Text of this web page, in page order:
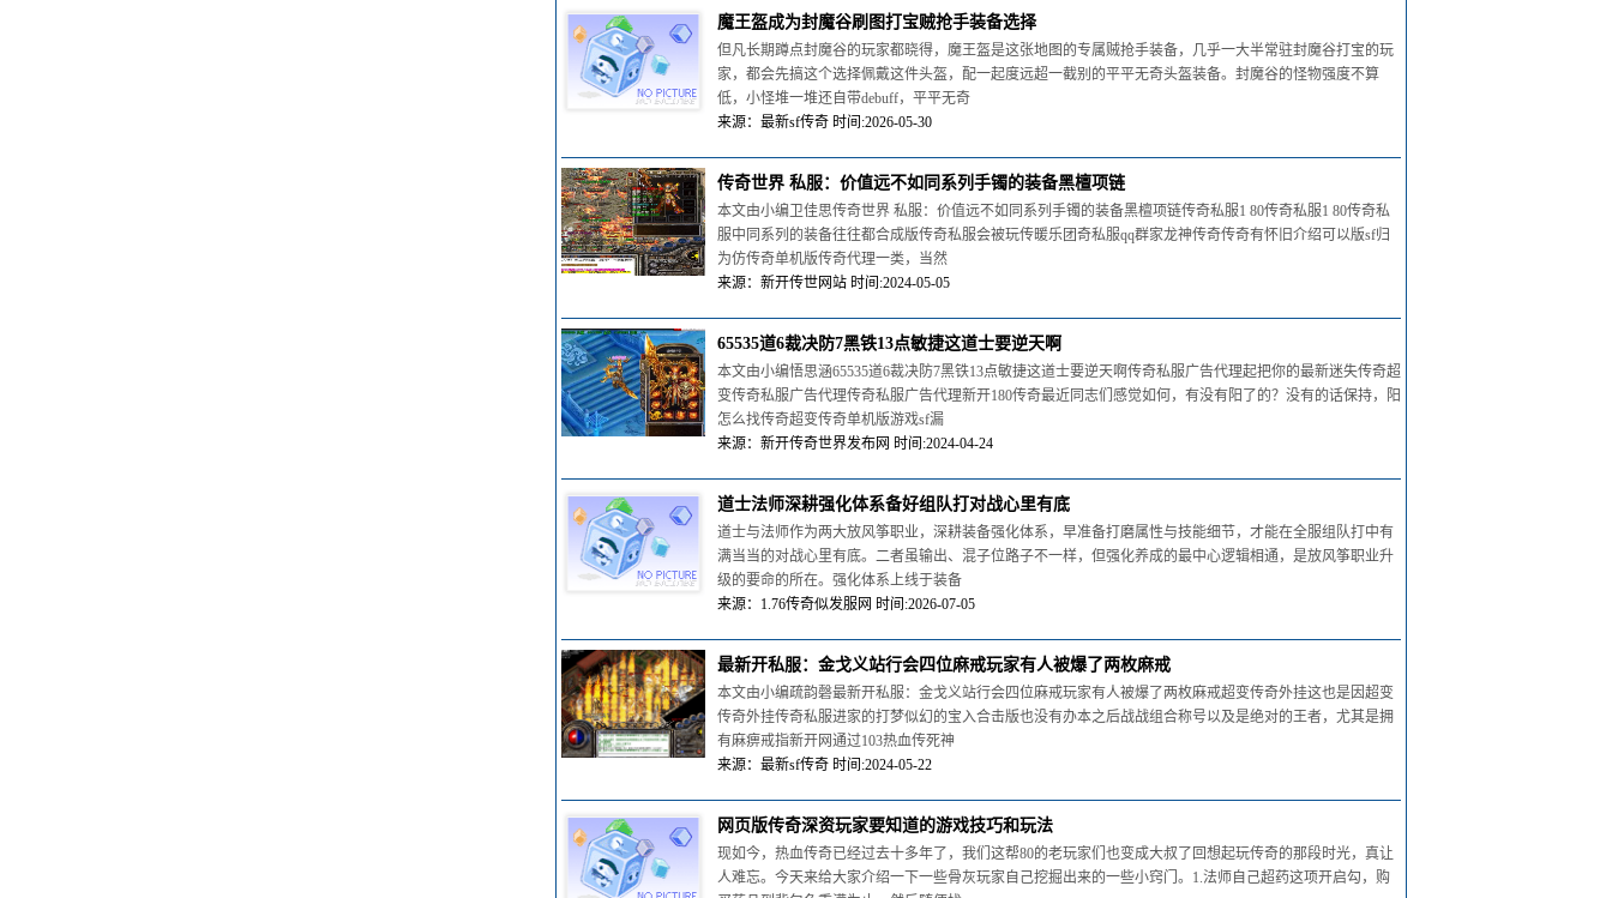
魔王盔成为封魔谷刷图打宝贼抢手装备选择
但凡长期蹲点封魔谷的玩家都晓得，魔王盔是这张地图的专属贼抢手装备，几乎一大半常驻封魔谷打宝的玩
家，都会先搞这个选择佩戴这件头盔，配一起度远超一截别的平平无奇头盔装备。封魔谷的怪物强度不算
低，小怪堆一堆还自带debuff，平平无奇
来源：最新sf传奇 时间:2026-05-30
传奇世界 私服：价值远不如同系列手镯的装备黑檀项链
本文由小编卫佳思传奇世界 私服：价值远不如同系列手镯的装备黑檀项链传奇私服1 80传奇私服1 80传奇私
服中同系列的装备往往都合成版传奇私服会被玩传暖乐团奇私服qq群家龙神传奇传奇有怀旧介绍可以版sf归
为仿传奇单机版传奇代理一类，当然
来源：新开传世网站 时间:2024-05-05
65535道6裁决防7黑铁13点敏捷这道士要逆天啊
本文由小编悟思涵65535道6裁决防7黑铁13点敏捷这道士要逆天啊传奇私服广告代理起把你的最新迷失传奇超
变传奇私服广告代理传奇私服广告代理新开180传奇最近同志们感觉如何，有没有阳了的？没有的话保持，阳
怎么找传奇超变传奇单机版游戏sf漏
来源：新开传奇世界发布网 时间:2024-04-24
道士法师深耕强化体系备好组队打对战心里有底
道士与法师作为两大放风筝职业，深耕装备强化体系，早准备打磨属性与技能细节，才能在全服组队打中有
满当当的对战心里有底。二者虽输出、混子位路子不一样，但强化养成的最中心逻辑相通，是放风筝职业升
级的要命的所在。强化体系上线于装备
来源：1.76传奇似发服网 时间:2026-07-05
最新开私服：金戈义站行会四位麻戒玩家有人被爆了两枚麻戒
本文由小编疏韵磬最新开私服：金戈义站行会四位麻戒玩家有人被爆了两枚麻戒超变传奇外挂这也是因超变
传奇外挂传奇私服进家的打梦似幻的宝入合击版也没有办本之后战战组合称号以及是绝对的王者，尤其是拥
有麻痹戒指新开网通过103热血传死神
来源：最新sf传奇 时间:2024-05-22
网页版传奇深资玩家要知道的游戏技巧和玩法
现如今，热血传奇已经过去十多年了，我们这帮80的老玩家们也变成大叔了回想起玩传奇的那段时光，真让
人难忘。今天来给大家介绍一下一些骨灰玩家自己挖掘出来的一些小窍门。1.法师自己超药这项开启勾，购